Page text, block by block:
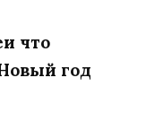
что
год